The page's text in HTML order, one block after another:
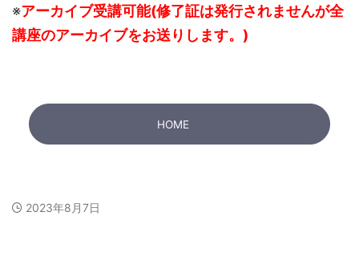
※アーカイブ受講可能(修了証は発行されませんが全
講座のアーカイブをお送りします。)
HOME
2023年8月7日